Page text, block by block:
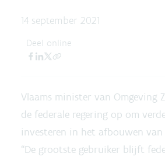
14 september 2021
Deel online
Vlaams minister van Omgeving
de federale regering op om
investeren in het afbouwen
“De grootste gebruiker blijft